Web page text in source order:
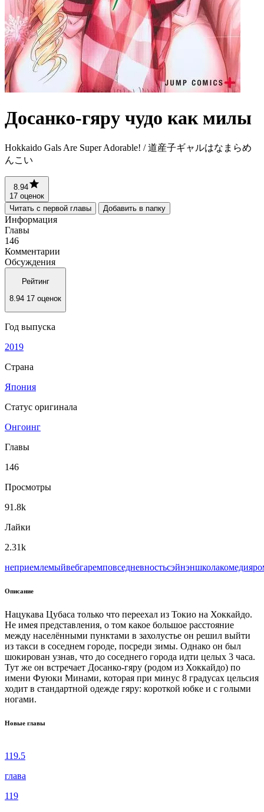
Досанко-гяру чудо как милы
Hokkaido Gals Are Super Adorable! / 道産子ギャルはなまらめ
んこい
8.94
17 оценок
Читать с первой главы
Добавить в папку
Информация
Главы
146
Комментарии
Обсуждения
Рейтинг
8.94 17 оценок
Год выпуска
2019
Страна
Япония
Статус оригинала
Онгоинг
Главы
146
Просмотры
91.8k
Лайки
2.31k
неприемлемыйвебгаремповседневностьсэйнэншколакомедия
Описание
Нацукава Цубаса только что переехал из Токио на Хоккайдо.
Не имея представления, о том какое большое расстояние
между населёнными пунктами в захолустье он решил выйти
из такси в соседнем городе, посреди зимы. Однако он был
шокирован узнав, что до соседнего города идти целых 3 часа.
Тут же он встречает Досанко-гяру (родом из Хоккайдо) по
имени Фуюки Минами, которая при минус 8 градусах цельсия
ходит в стандартной одежде гяру: короткой юбке и с голыми
ногами.
Новые главы
119.5
глава
119